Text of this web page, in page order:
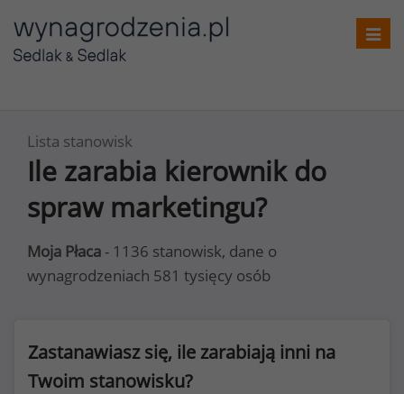
Lista stanowisk
Ile zarabia kierownik do
spraw marketingu?
Moja Płaca - 1136 stanowisk, dane o
wynagrodzeniach 581 tysięcy osób
Zastanawiasz się, ile zarabiają inni na
Twoim stanowisku?